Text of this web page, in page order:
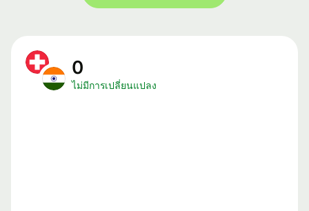
0
ไม่มีการเปลี่ยนแปลง